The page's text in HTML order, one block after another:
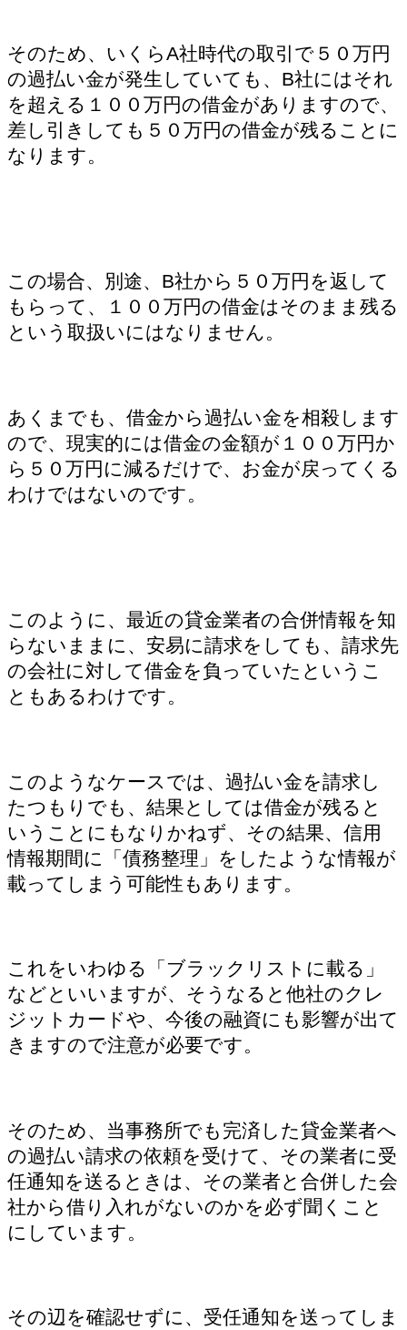
そのため、いくらA社時代の取引で５０万円
の過払い金が発生していても、B社にはそれ
を超える１００万円の借金がありますので、
差し引きしても５０万円の借金が残ることに
なります。
この場合、別途、B社から５０万円を返して
もらって、１００万円の借金はそのまま残る
という取扱いにはなりません。
あくまでも、借金から過払い金を相殺します
ので、現実的には借金の金額が１００万円か
ら５０万円に減るだけで、お金が戻ってくる
わけではないのです。
このように、最近の貸金業者の合併情報を知
らないままに、安易に請求をしても、請求先
の会社に対して借金を負っていたというこ
ともあるわけです。
このようなケースでは、過払い金を請求し
たつもりでも、結果としては借金が残ると
いうことにもなりかねず、その結果、信用
情報期間に「債務整理」をしたような情報が
載ってしまう可能性もあります。
これをいわゆる「ブラックリストに載る」
などといいますが、そうなると他社のクレ
ジットカードや、今後の融資にも影響が出て
きますので注意が必要です。
そのため、当事務所でも完済した貸金業者へ
の過払い請求の依頼を受けて、その業者に受
任通知を送るときは、その業者と合併した会
社から借り入れがないのかを必ず聞くこと
にしています。
その辺を確認せずに、受任通知を送ってしま